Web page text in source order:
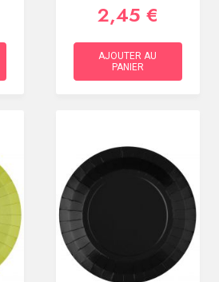
2,45 €
AJOUTER AU
PANIER